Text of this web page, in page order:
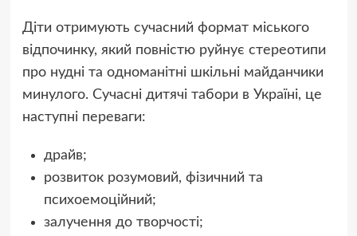
Діти отримують сучасний формат міського
відпочинку, який повністю руйнує стереотипи
про нудні та одноманітні шкільні майданчики
минулого. Сучасні дитячі табори в Україні, це
наступні переваги:
драйв;
розвиток розумовий, фізичний та
психоемоційний;
залучення до творчості;